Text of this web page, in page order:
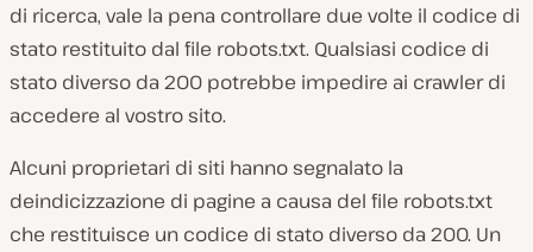
di ricerca, vale la pena controllare due volte il codice di
stato restituito dal file robots.txt. Qualsiasi codice di
stato diverso da 200 potrebbe impedire ai crawler di
accedere al vostro sito.
Alcuni proprietari di siti hanno segnalato la
deindicizzazione di pagine a causa del file robots.txt
che restituisce un codice di stato diverso da 200. Un